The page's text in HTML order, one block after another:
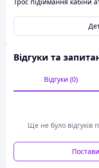
Відгуки та
Відгуки (0)
Ще не було відгуків